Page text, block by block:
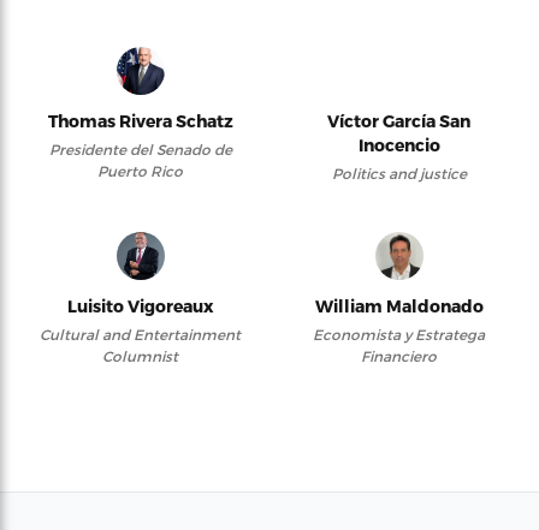
Thomas Rivera Schatz
Presidente del Senado de
Puerto Rico
Víctor García San
Inocencio
Politics and justice
Luisito Vigoreaux
Cultural and Entertainment
Columnist
William Maldonado
Economista y Estratega
Financiero